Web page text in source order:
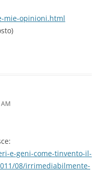
mie-opinioni.html
e-geni-come-tinvento-il-
08/irrimediabilmente-